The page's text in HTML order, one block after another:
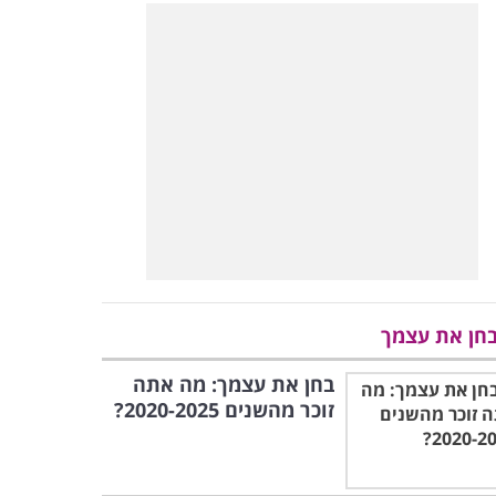
את עצמך
בחן את עצמך: מה אתה
זוכר מהשנים 2020-2025?